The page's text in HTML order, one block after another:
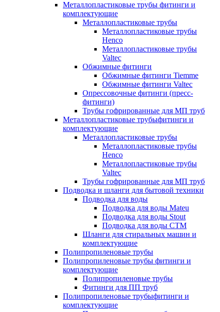
Металлопластиковые трубы фитинги и
комплектующие
Металлопластиковые трубы
Металлопластиковые трубы
Henco
Металлопластиковые трубы
Valtec
Обжимные фитинги
Обжимные фитинги Tiemme
Обжимные фитинги Valtec
Опрессовочные фитинги (пресс-
фитинги)
Трубы гофрированные для МП труб
Металлопластиковые трубыфитинги и
комплектующие
Металлопластиковые трубы
Металлопластиковые трубы
Henco
Металлопластиковые трубы
Valtec
Трубы гофрированные для МП труб
Подводка и шланги для бытовой техники
Подводка для воды
Подводка для воды Mateu
Подводка для воды Stout
Подводка для воды СТМ
Шланги для стиральных машин и
комплектующие
Полипропиленовые трубы
Полипропиленовые трубы фитинги и
комплектующие
Полипропиленовые трубы
Фитинги для ПП труб
Полипропиленовые трубыфитинги и
комплектующие